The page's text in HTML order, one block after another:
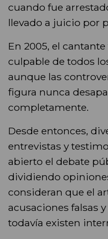
cuando fue
llevado a juicio por
En 2005, el
culpable de todos
aunque las
figura nunca
completamente.
Desde entonces,
entrevistas y
abierto el debate
dividiendo
consideran que el
acusaciones falsas
todavía existen